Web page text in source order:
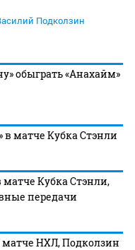
Подколзин
обыграть «Анахайм»
в матче Кубка Стэнли
Кубка Стэнли,
передачи
матче НХЛ, Подколзин